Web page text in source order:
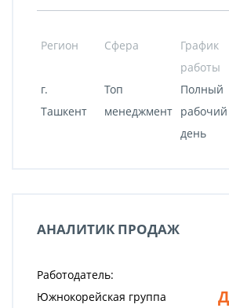
Регион Сфера
График
работы
г.
Ташкент
Топ
менеджмент
Полный
рабочий
день
АНАЛИТИК ПРОДАЖ
Работодатель:
Южнокорейская группа